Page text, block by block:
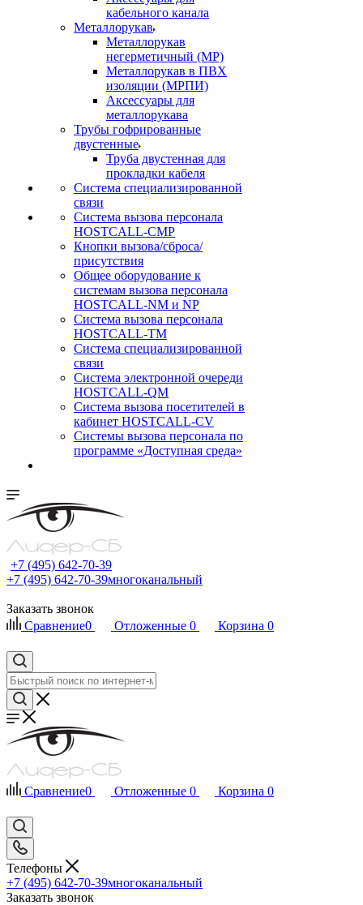
кабельного канала
Металлорукав
Металлорукав
негерметичный (МР)
Металлорукав в ПВХ
изоляции (МРПИ)
Аксессуары для
металлорукава
Трубы гофрированные
двустенные
Труба двустенная для
прокладки кабеля
Система специализированной
связи
Cистема вызова персонала
HOSTCALL-CMP
Кнопки вызова/сброса/
присутствия
Общее оборудование к
системам вызова персонала
HOSTCALL-NM и NP
Система вызова персонала
HOSTCALL-TM
Система специализированной
связи
Система электронной очереди
HOSTCALL-QM
Cистема вызова посетителей в
кабинет HOSTCALL-CV
Системы вызова персонала по
программе «Доступная среда»
+7 (495) 642-70-39
+7 (495) 642-70-39многоканальный
Заказать звонок
Сравнение0 Отложенные 0 Корзина 0
Сравнение0 Отложенные 0 Корзина 0
Телефоны
+7 (495) 642-70-39многоканальный
Заказать звонок